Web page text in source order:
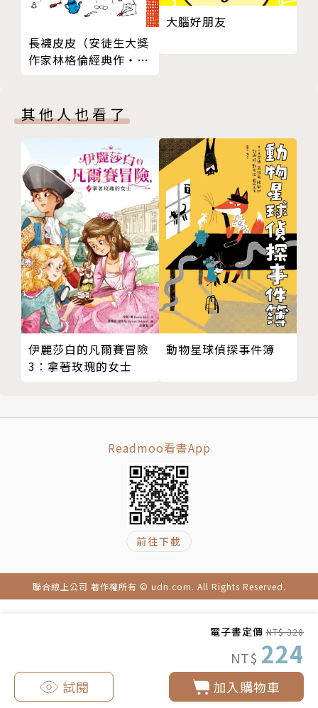
電子書定價 NT$ 320
NT$ 224
加入購物車
試閱
於是要去滿足造成這些「震」的大牛們。究竟人們有沒
有辦法讓這三震停止呢？
【四、輪子先生】
上輪子。不只是家具，連房子都要裝上。但是他的野心
不只這樣，連島嶼都要裝輪子！？
【五、布布和龐龐】
小猴子布布和老猴子喜歡一起玩，但是龐龐漸漸的沒有
力氣，最後還不見了，發生了什麼事？
★【趣讀故事吧】系列特色
從圖像閱讀到文字閱讀，用黃金比例的圖文配置，讓孩
子無縫銜接！
歡迎來到「趣讀故事吧」，這裡的每個故事都是精心特
調，孩子在這裡放鬆趣讀，細細品味每一個特別滋味的
好故事。
好符合孩子的需求，幫助孩子理解文意，輕鬆進入故事
的世界。透過橋梁書閱讀，可以輔助孩子的識字與閱讀
學習。富有寓意的故事內容，更可幫助孩子閱讀後的反
思，達到當前閱讀素養的需要。
邢小萍｜臺北市大安區古亭國小校長
長襪皮皮（安徒生大獎
作家林格倫經典作‧全
大腦好朋友
其他人也看了
伊麗莎白的凡爾賽冒險
3：拿著玫瑰的女士
動物星球偵探事件簿
Readmoo看書App
前往下載
聯合線上公司 著作權所有 © udn.com. All Rights Reserved.